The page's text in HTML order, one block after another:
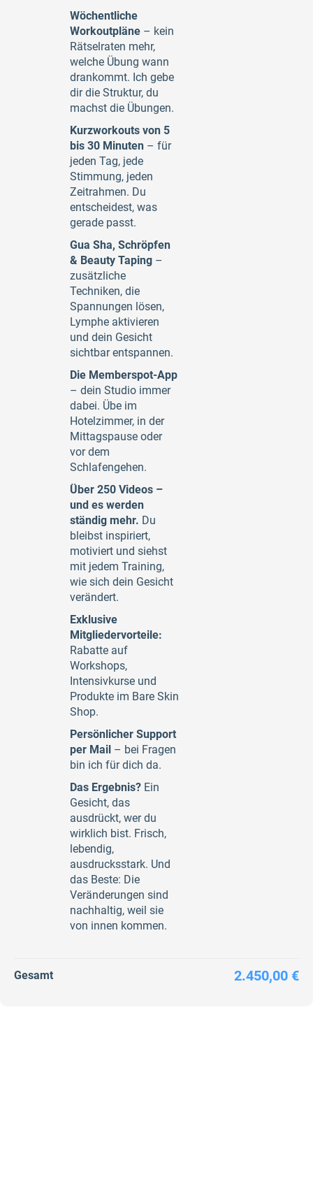
Wöchentliche
Workoutpläne – kein
Rätselraten mehr,
welche Übung wann
drankommt. Ich gebe
dir die Struktur, du
machst die Übungen.
Kurzworkouts von 5
bis 30 Minuten – für
jeden Tag, jede
Stimmung, jeden
Zeitrahmen. Du
entscheidest, was
gerade passt.
Gua Sha, Schröpfen
& Beauty Taping –
zusätzliche
Techniken, die
Spannungen lösen,
Lymphe aktivieren
und dein Gesicht
sichtbar entspannen.
Die Memberspot-App
– dein Studio immer
dabei. Übe im
Hotelzimmer, in der
Mittagspause oder
vor dem
Schlafengehen.
Über 250 Videos –
und es werden
ständig mehr. Du
bleibst inspiriert,
motiviert und siehst
mit jedem Training,
wie sich dein Gesicht
verändert.
Exklusive
Mitgliedervorteile:
Rabatte auf
Workshops,
Intensivkurse und
Produkte im Bare Skin
Shop.
Persönlicher Support
per Mail – bei Fragen
bin ich für dich da.
Das Ergebnis? Ein
Gesicht, das
ausdrückt, wer du
wirklich bist. Frisch,
lebendig,
ausdrucksstark. Und
das Beste: Die
Veränderungen sind
nachhaltig, weil sie
von innen kommen.
Gesamt 2.450,00 €